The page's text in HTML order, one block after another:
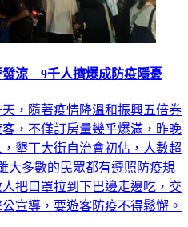
發涼 9千人擠爆成防疫隱憂
，隨著疫情降溫和振興五倍券
，不僅訂房量幾乎爆滿，昨晚
墾丁大街自治會初估，人數超
大多數的民眾都有遵照防疫規
把口罩拉到下巴邊走邊吃，交
宣導，要遊客防疫不得鬆懈。